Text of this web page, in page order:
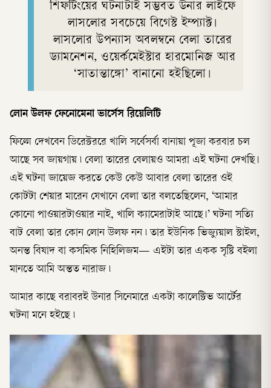
শিফটিংয়ের ঘটনাটাই সম্ভবত উনার লাইফে
লাসলোর সবচেয়ে বিগেস্ট ইম্প্যাক্ট।
লাসলোর উপন্যাস অবলম্বনে বেলা তারের
ড্যামনেশন, ওয়ের্কমেইস্টার হারমোনিজ আর
‘সাতান্তাঙ্গো’ বানানো হইছিলো।
লোন উলফ ফেনোমেনা ভার্সেস রিয়েলিটি
ফিল্মে দেখবেন ডিরেক্টররে খালি সর্বেসর্বা বানায়া পূজা করবার চল
আছে সব জায়গায় ৷ বেলা তারের বেলায়ও আমরা এই ঘটনা দেখছি।
এই ঘটনা জায়েজ করতে কেউ কেউ আবার বেলা তারের ওই
কোটটা শেয়ার মারেন যেখানে বেলা তার বলতেছিলেন, ‘আমার
কোনো পাওয়ারটাওয়ার নাই, খালি ক্যামেরাটাই আছে।’ ঘটনা সত্যি
বাট বেলা তার কোন লোন উলফ নন ৷ তার ইউনিক ভিজ্যুয়াল স্টাইল,
অনন্ত বিষাদ বা কসমিক নিহিলিজম— এইটা তার একক সৃষ্টি বইলা
মানতে আমি অন্তত নারাজ ৷
আমার কাছে বরাবরই উনার সিনেমারে একটা কালেক্টিভ আর্টের
ঘটনা মনে হইছে ৷